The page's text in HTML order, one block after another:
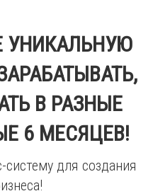
УНИКАЛЬНУЮ
В РАЗНЫЕ
6 МЕСЯЦЕВ!
систему для создания